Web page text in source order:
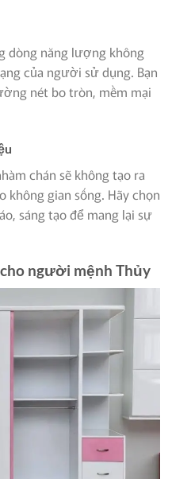
dòng năng lượng không
của người sử dụng. Bạn
nét bo tròn, mềm mại
chán sẽ không tạo ra
gian sống. Hãy chọn
sáng tạo để mang lại sự
người mệnh Thủy